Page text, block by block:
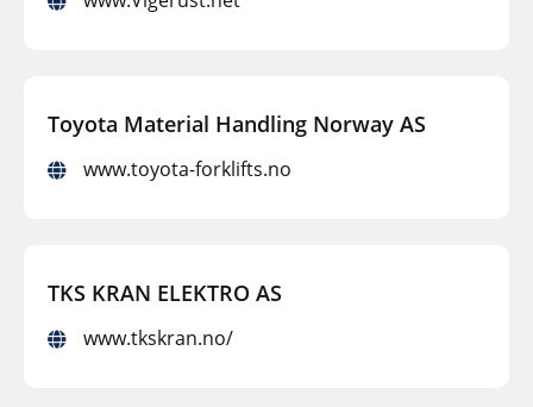
Toyota Material Handling Norway AS
www.toyota-forklifts.no
TKS KRAN ELEKTRO AS
www.tkskran.no/